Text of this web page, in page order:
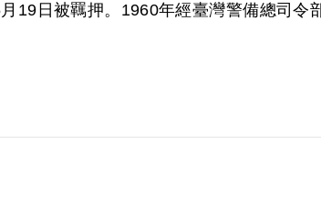
19日被羈押。1960年經臺灣警備總司
5月向補償基金會提出申請，2001年4月
會公告撤銷判決處分。